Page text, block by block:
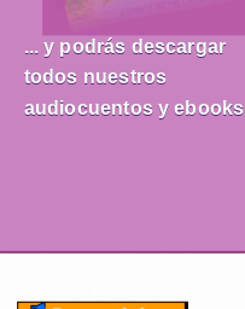
... y podrás descargar
todos nuestros
audiocuentos y ebooks